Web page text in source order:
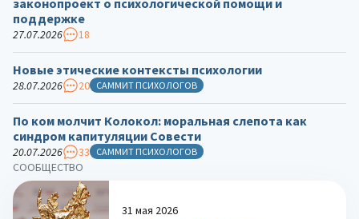
СООБЩЕСТВО
31 мая 2026
поддержке
27.07.2026 18
Новые этические контексты психологии
28.07.2026 20 САММИТ ПСИХОЛОГОВ
По ком молчит Колокол: моральная слепота как
синдром капитуляции Совести
20.07.2026 33 САММИТ ПСИХОЛОГОВ